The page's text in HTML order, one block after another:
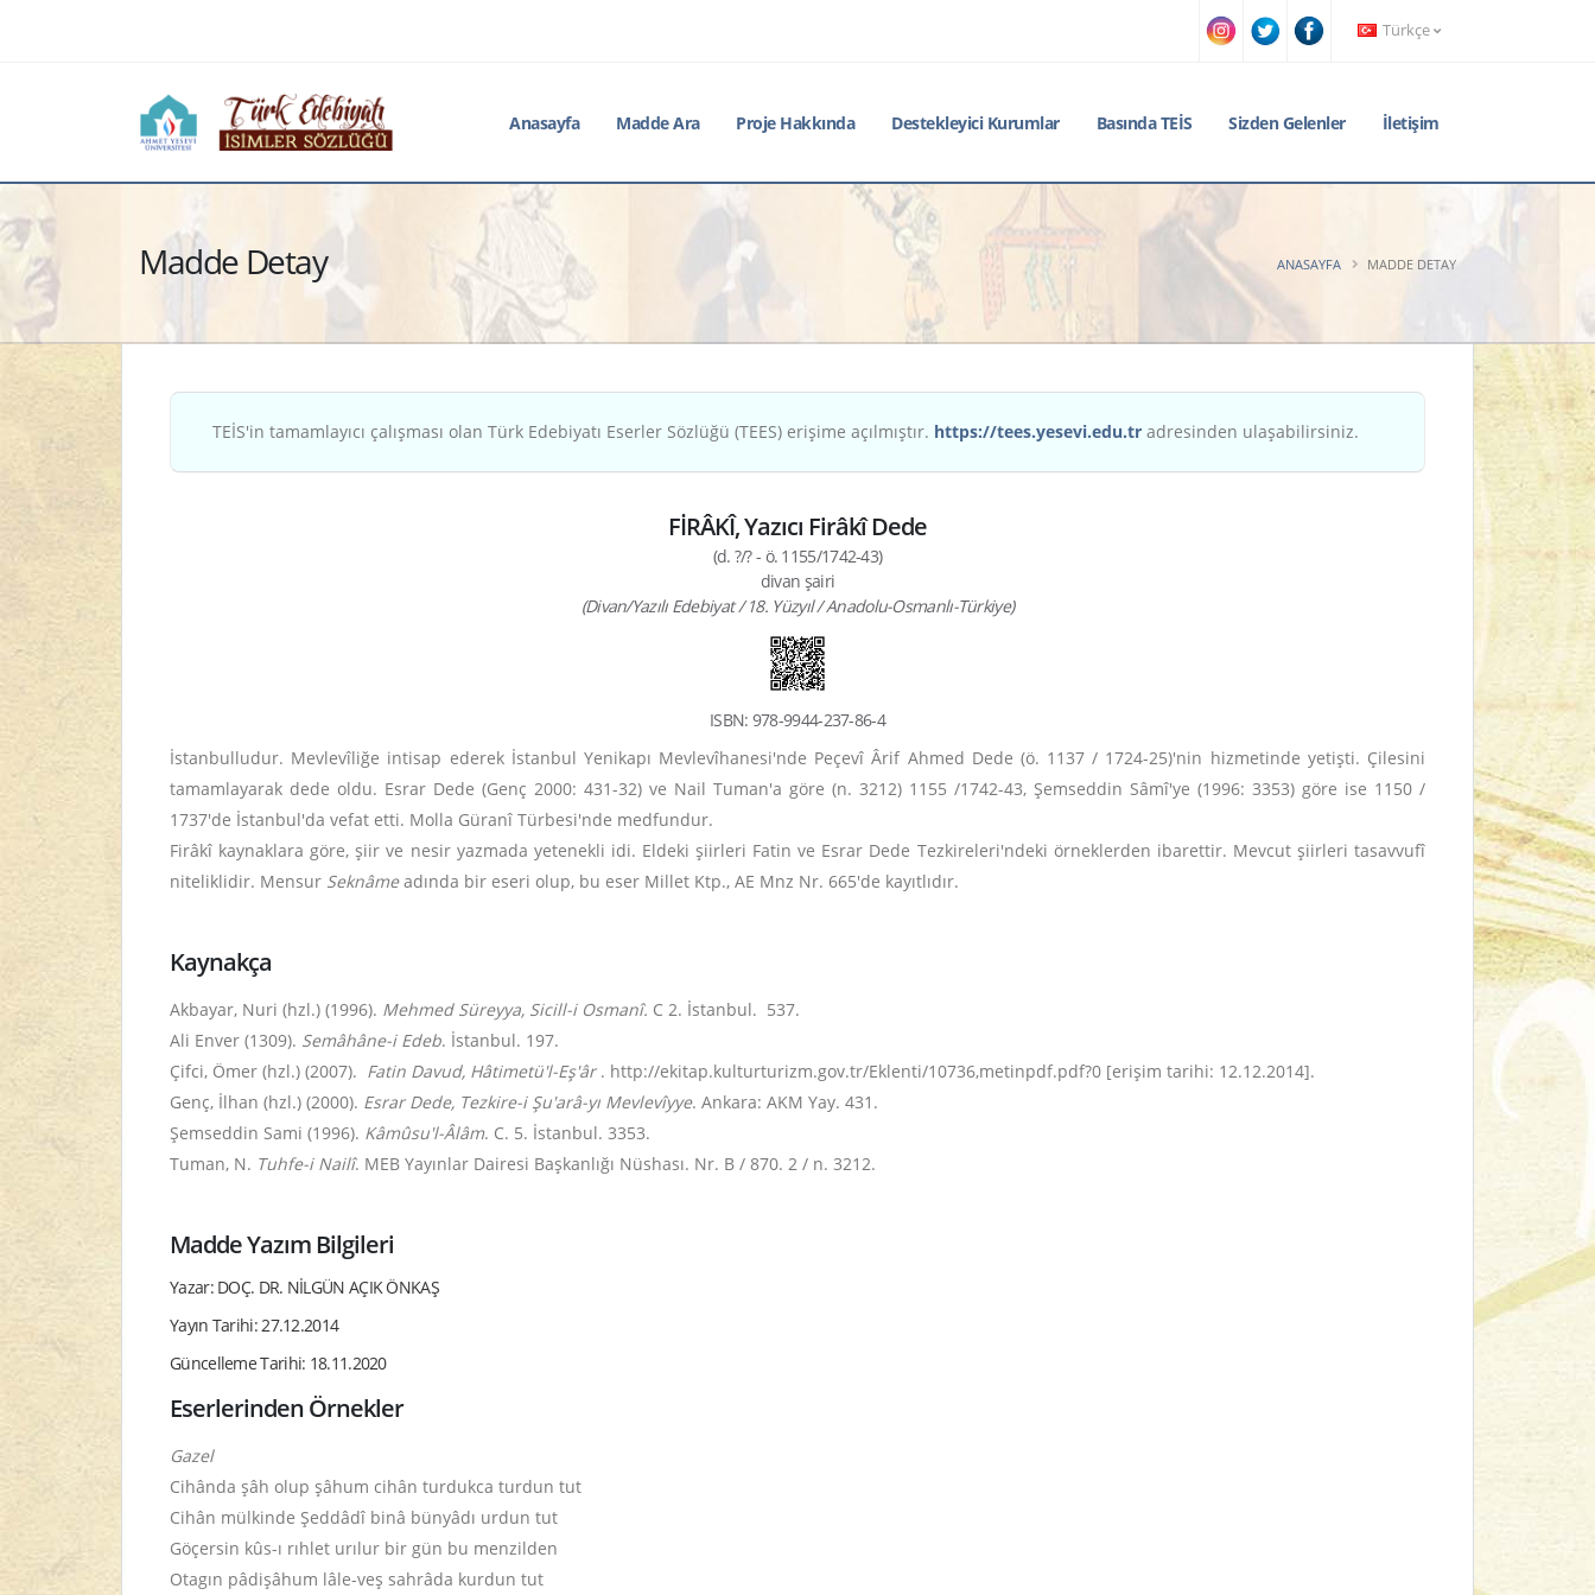
Türkçe
Anasayfa Madde Ara Proje Hakkında Destekleyici Kurumlar Basında TEİS Sizden Gelenler İletişim
Madde Detay ANASAYFA MADDE DETAY
TEİS'in tamamlayıcı çalışması olan Türk Edebiyatı Eserler Sözlüğü (TEES) erişime açılmıştır. https://tees.yesevi.edu.tr adresinden ulaşabilirsiniz.
FİRÂKÎ, Yazıcı Firâkî Dede
(d. ?/? - ö. 1155/1742-43)
divan şairi
(Divan/Yazılı Edebiyat / 18. Yüzyıl / Anadolu-Osmanlı-Türkiye)
ISBN: 978-9944-237-86-4
İstanbulludur. Mevlevîliğe intisap ederek İstanbul Yenikapı Mevlevîhanesi'nde Peçevî Ârif Ahmed Dede (ö. 1137 / 1724-25)'nin hizmetinde yetişti. Çilesini
tamamlayarak dede oldu. Esrar Dede (Genç 2000: 431-32) ve Nail Tuman'a göre (n. 3212) 1155 /1742-43, Şemseddin Sâmî'ye (1996: 3353) göre ise 1150 /
1737'de İstanbul'da vefat etti. Molla Güranî Türbesi'nde medfundur.
Firâkî kaynaklara göre, şiir ve nesir yazmada yetenekli idi. Eldeki şiirleri Fatin ve Esrar Dede Tezkireleri'ndeki örneklerden ibarettir. Mevcut şiirleri tasavvufî
niteliklidir. Mensur Seknâmeadında bir eseri olup, bu eser Millet Ktp., AE Mnz Nr. 665'de kayıtlıdır.
Kaynakça
Akbayar, Nuri (hzl.) (1996). Mehmed Süreyya, Sicill-i Osmanî. C 2. İstanbul. 537.
Ali Enver (1309). Semâhâne-i Edeb. İstanbul. 197.
Çifci, Ömer (hzl.) (2007). Fatin Davud, Hâtimetü'l-Eş'âr . http://ekitap.kulturturizm.gov.tr/Eklenti/10736,metinpdf.pdf?0 [erişim tarihi: 12.12.2014].
Genç, İlhan (hzl.) (2000). Esrar Dede, Tezkire-i Şu'arâ-yı Mevlevîyye. Ankara: AKM Yay. 431.
Şemseddin Sami (1996). Kâmûsu'l-Âlâm. C. 5. İstanbul. 3353.
Tuman, N. Tuhfe-i Nailî. MEB Yayınlar Dairesi Başkanlığı Nüshası. Nr. B / 870. 2 / n. 3212.
Madde Yazım Bilgileri
Yazar: DOÇ. DR. NİLGÜN AÇIK ÖNKAŞ
Yayın Tarihi: 27.12.2014
Güncelleme Tarihi: 18.11.2020
Eserlerinden Örnekler
Gazel
Cihânda şâh olup şâhum cihân turdukca turdun tut
Cihân mülkinde Şeddâdî binâ bünyâdı urdun tut
Göçersin kûs-ı rıhlet urılur bir gün bu menzilden
Otagın pâdişâhum lâle-veş sahrâda kurdun tut